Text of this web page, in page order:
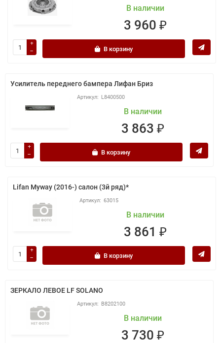
В наличии
3 960 ₽
В корзину
Усилитель переднего бампера Лифан Бриз
L8400500
В наличии
3 863 ₽
В корзину
Lifan Myway (2016-) салон (3й ряд)*
63015
В наличии
3 861 ₽
В корзину
ЗЕРКАЛО ЛЕВОЕ LF SOLANO
B8202100
В наличии
3 730 ₽